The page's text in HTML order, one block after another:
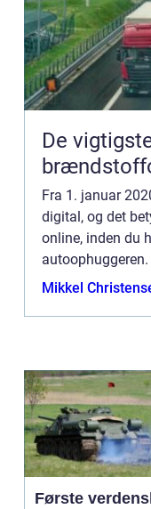
De
Fra 1. januar
digital, og det
online, inden du
skal gøre. Det er
Mikkel
Første